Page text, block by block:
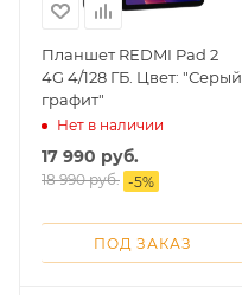
Планшет REDMI Pad 2
4G 4/128 ГБ. Цвет: "Серый
графит"
Нет в наличии
17 990 руб.
18 990руб. -5%
ПОД ЗАКАЗ